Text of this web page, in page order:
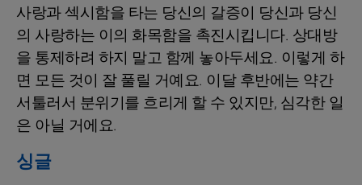
사랑과 섹시함을 타는 당신의 갈증이 당신과 당신
의 사랑하는 이의 화목함을 촉진시킵니다. 상대방
을 통제하려 하지 말고 함께 놓아두세요. 이렇게 하
면 모든 것이 잘 풀릴 거예요. 이달 후반에는 약간
서툴러서 분위기를 흐리게 할 수 있지만, 심각한 일
은 아닐 거에요.
싱글